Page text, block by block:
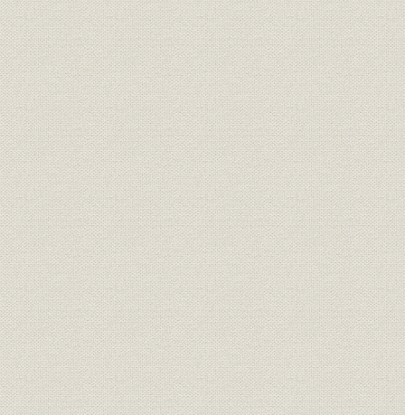
7. 経営基盤強化方策
2 総合経営計画の基本方針の変遷
(1) 昭和38年度から昭和41年度まで
(2) 昭和42年度から昭和45年度まで
(3) 昭和46年度から昭和48年度まで
(4) 昭和49年度から昭和50年度まで
(5) 昭和51年度から昭和54年度まで
(6) 昭和55年度から昭和56年度まで
第2章 電力需給の推移
1 需要の伸長
1. 日本経済の動き